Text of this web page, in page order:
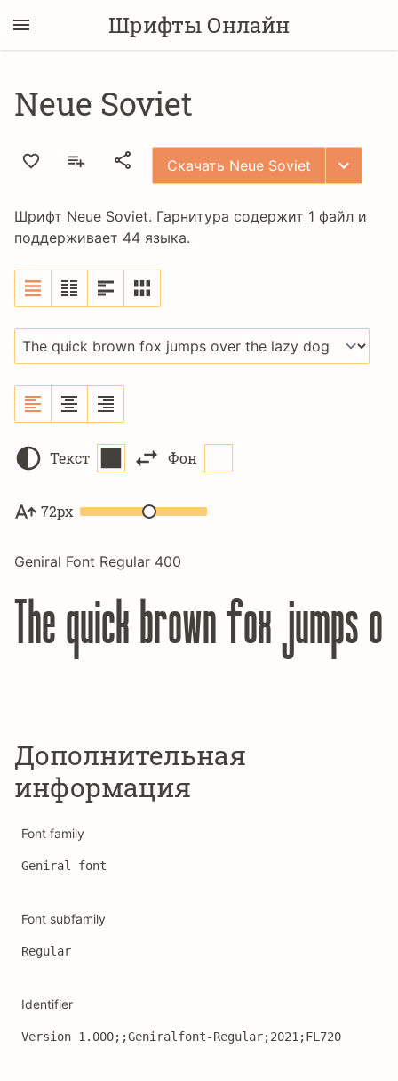
Шрифты Онлайн
Neue Soviet
Скачать Neue Soviet
Шрифт Neue Soviet. Гарнитура содержит 1 файл и
поддерживает 44 языка.
Текст Фон
72px
Geniral Font Regular 400
The quick brown fox jumps
Дополнительная
информация
Font family
Geniral font
Font subfamily
Regular
Identifier
Version 1.000;;Geniralfont-Regular;2021;FL720